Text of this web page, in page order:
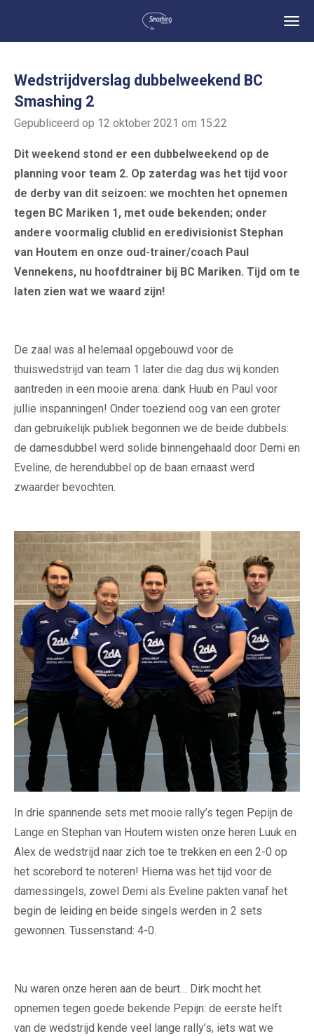
de
hoofdinhoud
Wedstrijdverslag dubbelweekend BC
Smashing 2
Gepubliceerd op 12 oktober 2021 om 15:22
Dit weekend stond er een dubbelweekend op de
planning voor team 2. Op zaterdag was het tijd voor
de derby van dit seizoen: we mochten het opnemen
tegen BC Mariken 1, met oude bekenden; onder
andere voormalig clublid en eredivisionist Stephan
van Houtem en onze oud-trainer/coach Paul
Vennekens, nu hoofdtrainer bij BC Mariken. Tijd om te
laten zien wat we waard zijn!
De zaal was al helemaal opgebouwd voor de
thuiswedstrijd van team 1 later die dag dus wij konden
aantreden in een mooie arena: dank Huub en Paul voor
jullie inspanningen! Onder toeziend oog van een groter
dan gebruikelijk publiek begonnen we de beide dubbels:
de damesdubbel werd solide binnengehaald door Demi en
Eveline, de herendubbel op de baan ernaast werd
zwaarder bevochten.
In drie spannende sets met mooie rally’s tegen Pepijn de
Lange en Stephan van Houtem wisten onze heren Luuk en
Alex de wedstrijd naar zich toe te trekken en een 2-0 op
het scorebord te noteren! Hierna was het tijd voor de
damessingels, zowel Demi als Eveline pakten vanaf het
begin de leiding en beide singels werden in 2 sets
gewonnen. Tussenstand: 4-0.
Nu waren onze heren aan de beurt… Dirk mocht het
opnemen tegen goede bekende Pepijn: de eerste helft
van de wedstrijd kende veel lange rally’s, iets wat we